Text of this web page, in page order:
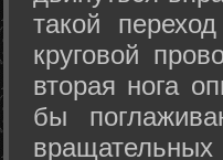
такой
круговой
вторая нога
бы